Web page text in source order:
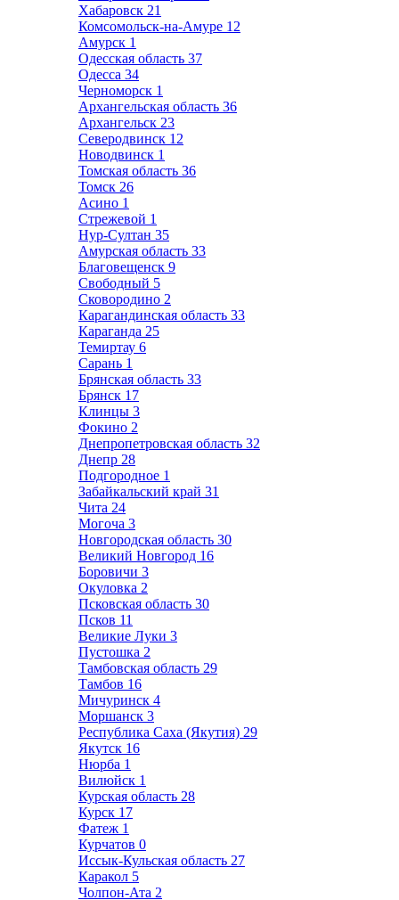
Хабаровск 21
Комсомольск-на-Амуре 12
Амурск 1
Одесская область 37
Одесса 34
Черноморск 1
Архангельская область 36
Архангельск 23
Северодвинск 12
Новодвинск 1
Томская область 36
Томск 26
Асино 1
Стрежевой 1
Нур-Султан 35
Амурская область 33
Благовещенск 9
Свободный 5
Сковородино 2
Карагандинская область 33
Караганда 25
Темиртау 6
Сарань 1
Брянская область 33
Брянск 17
Клинцы 3
Фокино 2
Днепропетровская область 32
Днепр 28
Подгородное 1
Забайкальский край 31
Чита 24
Могоча 3
Новгородская область 30
Великий Новгород 16
Боровичи 3
Окуловка 2
Псковская область 30
Псков 11
Великие Луки 3
Пустошка 2
Тамбовская область 29
Тамбов 16
Мичуринск 4
Моршанск 3
Республика Саха (Якутия) 29
Якутск 16
Нюрба 1
Вилюйск 1
Курская область 28
Курск 17
Фатеж 1
Курчатов 0
Иссык-Кульская область 27
Каракол 5
Чолпон-Ата 2